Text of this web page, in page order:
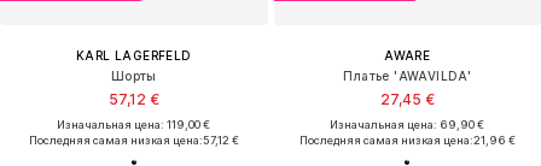
KARL LAGERFELD
Шорты
57,12 €
Изначальная цена: 119,00 €
Последняя самая низкая цена:57,12 €
AWARE
Платье 'AWAVILDA'
27,45 €
Изначальная цена: 69,90 €
Последняя самая низкая цена:21,96 €